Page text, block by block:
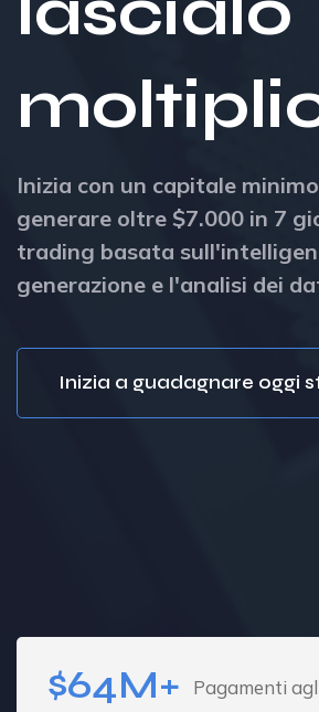
Inizia con un capitale
generare oltre $7.000 in 7
trading basata
generazione e l'analisi dei
Inizia a guadagnare oggi
$64M+ Pagamenti